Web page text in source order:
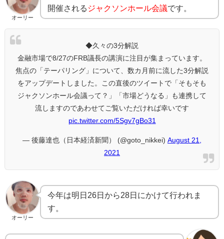
オーリー
開催される ジャクソンホール会議です。
◆久々の3分解説
金融市場で8/27のFRB議長の講演に注目が集まっています。
焦点の「テーパリング」について、数カ月前に流した3分解説
をアップデートしました。この直後のツイートで「そもそも
ジャクソンホール会議って？」「市場どうなる」も連携して
流しますのであわせてご覧いただければ幸いです
pic.twitter.com/5Sgv7gBo31
— 後藤達也（日本経済新聞） (@goto_nikkei) August 21,
2021
オーリー
今年は明日26日から28日にかけて行われま
す。